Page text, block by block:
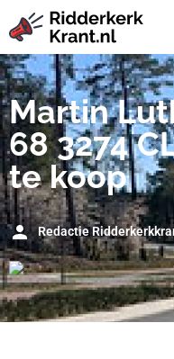
Martin
68 3274
te koop
Redactie